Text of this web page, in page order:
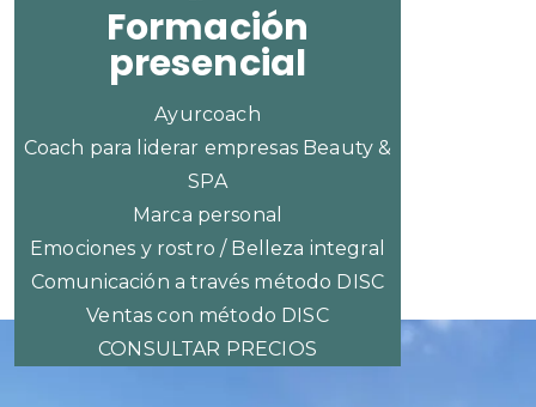
Formación
presencial
Ayurcoach
Coach para liderar empresas Beauty &
SPA
Marca personal
Emociones y rostro / Belleza integral
Comunicación a través método DISC
Ventas con método DISC
CONSULTAR PRECIOS